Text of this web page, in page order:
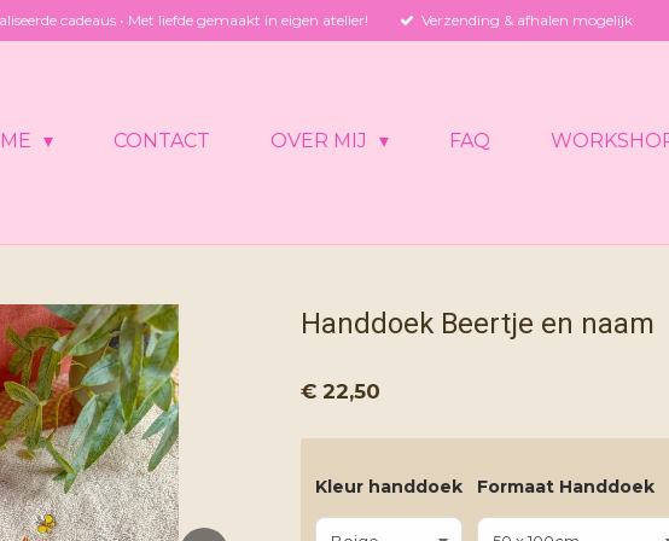
cadeaus • Met liefde gemaakt in eigen atelier! Verzending & afhalen mogelijk
CONTACT OVER MIJ FAQ
Handdoek Beertje en naam
€ 22,50
Kleur handdoek Formaat Handdoek